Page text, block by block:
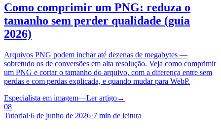
Como comprimir um PNG: reduza o
tamanho sem perder qualidade (guia
2026)
Arquivos PNG podem inchar até dezenas de megabytes —
sobretudo os de conversões em alta resolução. Veja como comprimir
um PNG e cortar o tamanho do arquivo, com a diferença entre sem
perdas e com perdas explicada, e quando mudar para WebP.
Especialista em imagem—Ler artigo→
08
Tutorial·6 de junho de 2026·7 min de leitura